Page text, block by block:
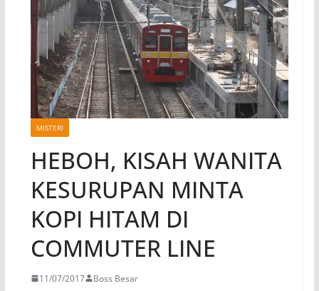
MISTERI
HEBOH, KISAH WANITA
KESURUPAN MINTA
KOPI HITAM DI
COMMUTER LINE
11/07/2017 Boss Besar